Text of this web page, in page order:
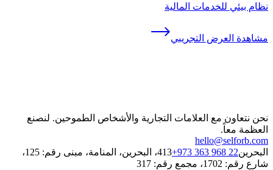
نظام بيئي للخدمات المالية
مشاهدة العرض التجريبي
نحن نتعاون مع العلامات التجارية والأشخاص الطموحين. لنصنع
العظمة معاً.
hello@selforb.com
البحرين+973 363 968 22
413، البحرين، المنامة، مبنى رقم: 125،
شارع رقم: 1702، مجمع رقم: 317